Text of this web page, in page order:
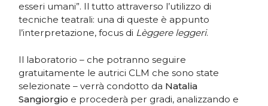
esseri umani”. Il tutto attraverso l’utilizzo di
tecniche teatrali: una di queste è appunto
l’interpretazione, focus di Lèggere leggeri.
Il laboratorio – che potranno seguire
gratuitamente le autrici CLM che sono state
selezionate – verrà condotto da Natalia
Sangiorgio e procederà per gradi, analizzando e